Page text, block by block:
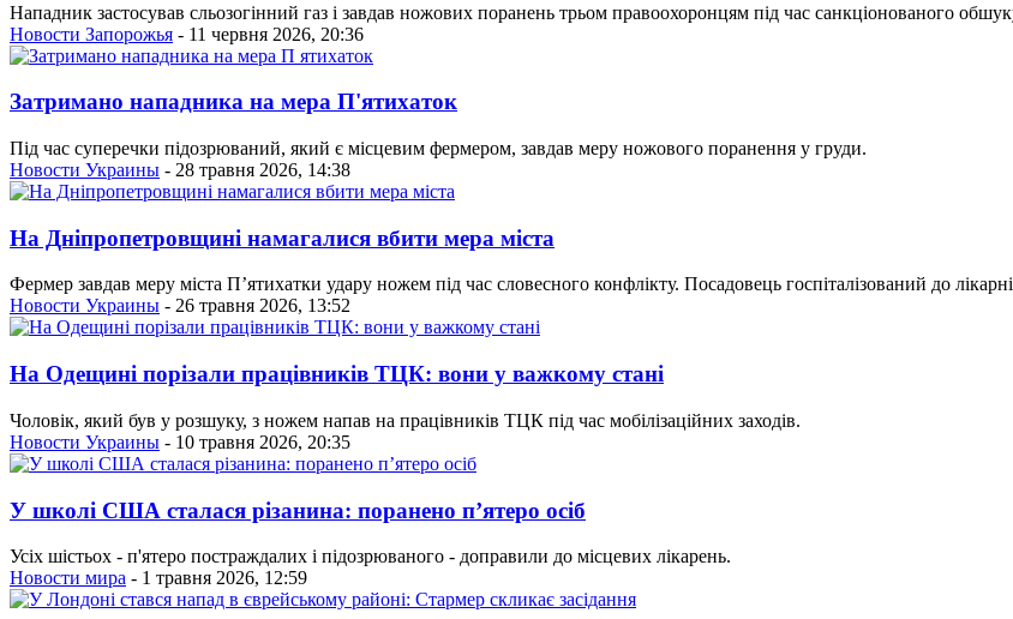
Нападник застосував сльозогінний газ і завдав ножових поранень трьом правоохоронцям під час санкціонованого
Новости Запорожья - 11 червня 2026, 20:36
Затримано нападника на мера П'ятихаток
Під час суперечки підозрюваний, який є місцевим фермером, завдав меру ножового поранення у груди.
Новости Украины - 28 травня 2026, 14:38
На Дніпропетровщині намагалися вбити мера міста
Фермер завдав меру міста П’ятихатки удару ножем під час словесного конфлікту. Посадовець госпіталізований до
Новости Украины - 26 травня 2026, 13:52
На Одещині порізали працівників ТЦК: вони у важкому стані
Чоловік, який був у розшуку, з ножем напав на працівників ТЦК під час мобілізаційних заходів.
Новости Украины - 10 травня 2026, 20:35
У школі США сталася різанина: поранено п’ятеро осіб
Усіх шістьох - п'ятеро постраждалих і підозрюваного - доправили до місцевих лікарень.
Новости мира - 1 травня 2026, 12:59